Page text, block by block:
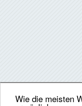
Wie die meisten